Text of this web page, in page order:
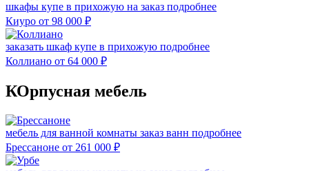
шкафы купе в прихожую на заказ подробнее
Киуро от 98 000 ₽
заказать шкаф купе в прихожую подробнее
Коллиано от 64 000 ₽
КОрпусная мебель
мебель для ванной комнаты заказ ванн подробнее
Брессаноне от 261 000 ₽